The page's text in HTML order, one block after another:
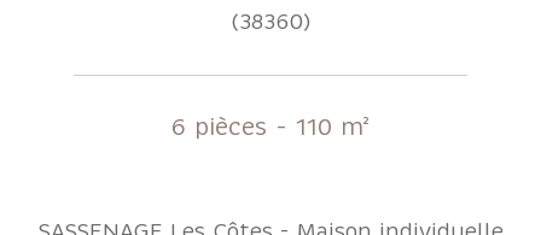
(38360)
6 pièces - 110 m²